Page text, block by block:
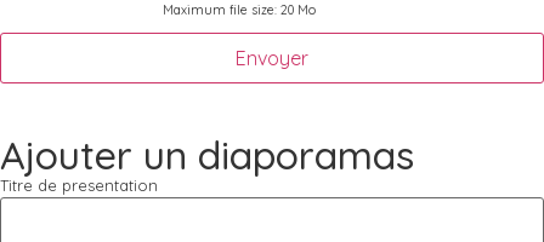
Maximum file size: 20 Mo
Envoyer
Ajouter un diaporamas
Titre de presentation